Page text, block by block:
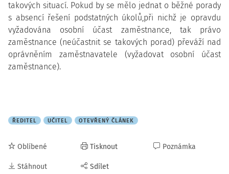
takových situací. Pokud by se mělo jednat o běžné porady
s absencí řešení podstatných úkolů,při nichž je opravdu
vyžadována osobní účast zaměstnance, tak právo
zaměstnance (neúčastnit se takových porad) převáží nad
oprávněním zaměstnavatele (vyžadovat osobní účast
zaměstnance).
ŘEDITEL UČITEL OTEVŘENÝ ČLÁNEK
Oblíbené
Stáhnout
Tisknout
Sdílet
Poznámka